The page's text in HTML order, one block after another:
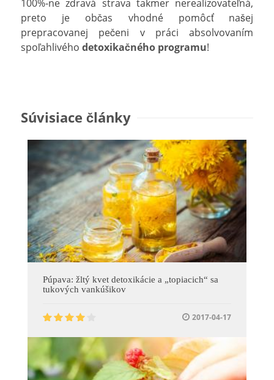
100%-ne zdravá strava takmer nerealizovateľná,
preto je občas vhodné pomôcť našej
prepracovanej pečeni v práci absolvovaním
spoľahlivého detoxikačného programu!
Súvisiace články
Púpava: žltý kvet detoxikácie a „topiacich“ sa
tukových vankúšikov
2017-04-17